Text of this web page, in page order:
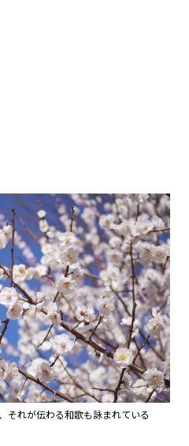
それが伝わる和歌も詠まれている